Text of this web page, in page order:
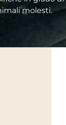
molesti.